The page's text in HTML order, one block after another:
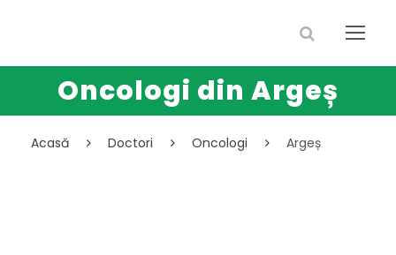
Oncologi din Argeș
Acasă Doctori Oncologi Argeș